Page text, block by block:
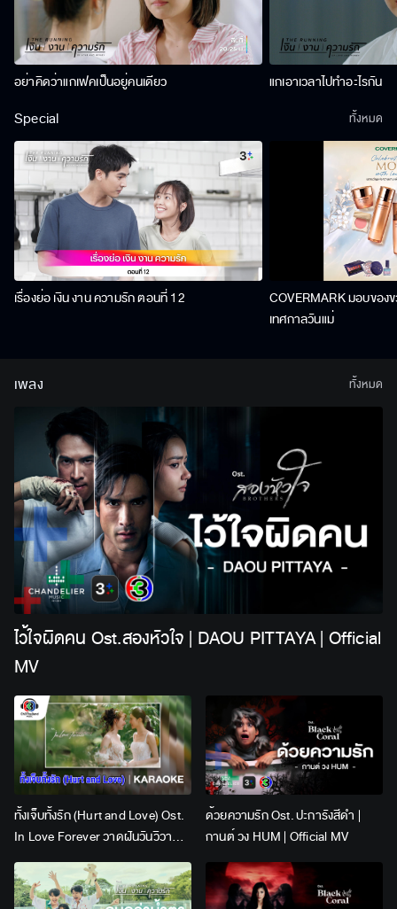
อย่าคิดว่าแกเฟคเป็นอยู่คนเดียว แกเอาเวลาไปทำอะไรกัน
Special
เรื่องย่อ เงิน งาน ความรัก ตอนที่ 12
COVERMARK มอบขอ
เทศกาลวันแม่
ทั้งหมด
เพลง
ไว้ใจผิดคน Ost.สองหัวใจ | DAOU PITTAYA | Official
MV
ทั้งเจ็บทั้งรัก (Hurt and Love) Ost.
In Love Forever วาดฝันวันวิวาห์ |
Lingling Kwong x Orm
Kornnaphat | Official Karaoke
ด้วยความรัก Ost. ปะการังสีดำ |
กานต์ วง HUM | Official MV
ทั้งหมด